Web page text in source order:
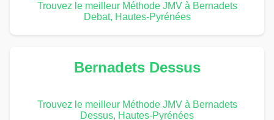
Trouvez le meilleur Méthode JMV à Bernadets
Debat, Hautes-Pyrénées
Bernadets Dessus
Trouvez le meilleur Méthode JMV à Bernadets
Dessus, Hautes-Pyrénées